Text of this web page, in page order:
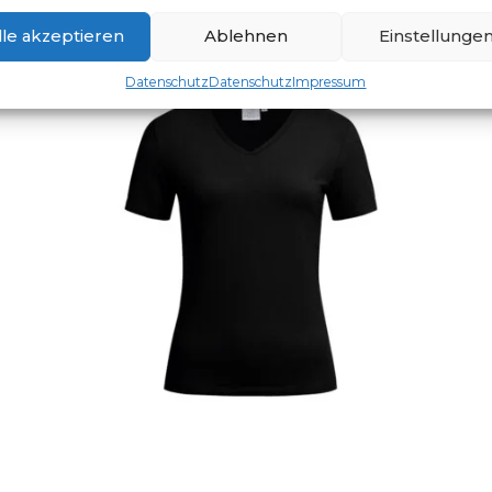
akzeptieren Ablehnen
DatenschutzDatenschutzImpressum